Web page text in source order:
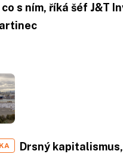
s ním, říká šéf J&T
Drsný